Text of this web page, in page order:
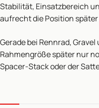
Stabilität, Einsatzbereich
aufrecht die Position später
Gerade bei Rennrad,
Rahmengröße später nur
Spacer-Stack oder der